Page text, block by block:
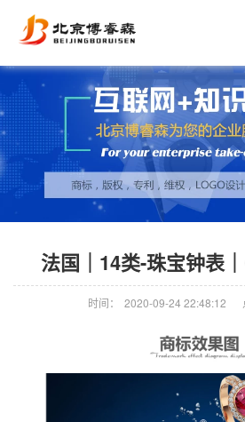
法国｜14类-珠宝钟表
时间： 2020-09-24 22:48:12